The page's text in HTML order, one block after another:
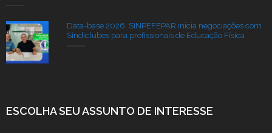
Data-base 2026: SINPEFEPAR inicia negociações com
Sindiclubes para profissionais de Educação Física
ESCOLHA SEU ASSUNTO DE INTERESSE